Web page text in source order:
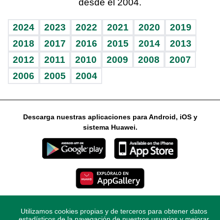
Vida y familia
Eñe
Celebrando la vida
Sin complejos
En pocas palabras
Escuchando al corazón
Economía Personal
Consulta Libre
BRV
TBT Deportivo
Más firmas
Guía del dinero
Horóscopos
desde el 2004.
2024 2023 2022 2021 2020
2019
2018
2017 2016 2015 2014
2013
2012
2011 2010 2009 2008
2007
2006
2005 2004
Descarga nuestras aplicaciones para Android, iOS y
sistema Huawei.
© 2021 Diario Libre, todos los derechos reservados.
Utilizamos cookies propias y de terceros para obtener datos